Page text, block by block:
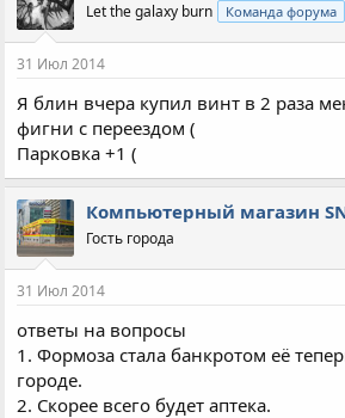
Let the galaxy burn Команда форума
31 Июл 2014
Я блин вчера купил винт в 2 раза
фигни с переездом (
Парковка +1 (
Компьютерный магазин
Гость города
31 Июл 2014
ответы на вопросы
1. Формоза стала банкротом её
городе.
2. Скорее всего будет аптека.